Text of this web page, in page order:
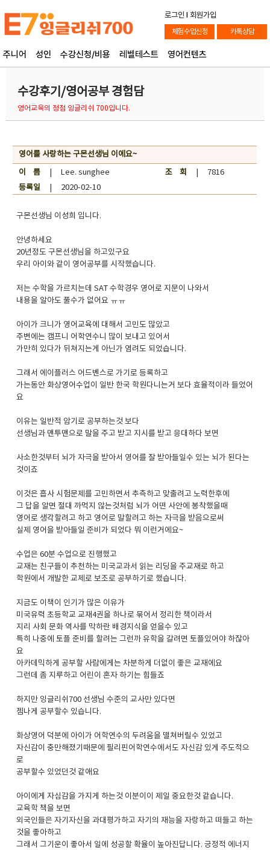
로그인 l 회원가입
체험수업신청 카톡상담
주니어 성인 수강신청/비용 레벨테스트 영어컨텐츠
수강후기/영어공부 경험담
영어교육의 정점 잉글리쉬 700입니다.
영어를 사랑하는 구몬선생님 이에요~
이 름| Lee. sunghee 조 회
| 7816
등록일| 2020-02-10
구몬선생님 이성희 입니다.
안녕하세요
20년정도 구몬선생님을 하고있구요
우리 아이와 같이 영어공부를 시작했습니다.
저는 수학을 가르치는데 SAT 수학경우 영어로 지문이 나와서
내용을 알아도 풀수가 없어요 ㅠㅠ
아이가 크니가 영어교육에 대해서 고민도 많았고
주변에는 캠프니 어학연수니 많이 보내고 있어서
가만히 있다가 뒤쳐지는게 아닌가 염려도 되었습니다.
그래서 에이플러스 어드벤스로 가기로 등록하고
가는동안 화상영어수업이 일반 한국 학원다니는거 보다 효율적이라 들었어
요
이유는 일반적 암기로 공부하는것 보다
선생님과 맨투맨으로 말을 주고 받고 지시를 받고 응대하다 보면
사소한것부터 뇌가 자극을 받아서 영어를 잘 받아들일수 있는 뇌가 된다는
것이죠
이것은 흡사 시험문제를 고민하면서 추측하고 맞출려고 노력한후에
그 답을 알면 절대 까먹지 않는것처럼 뇌가 어떤 사안에 봉착했을때
영어로 생각할려고 하고 영어로 말할려고 하는 자극을 받음으로써
실제 영어을 받아들일 준비가 되었다 뭐 이런거에요~
수업은 60분 수업으로 진행했고
교재는 친구들이 추천하는 미국교과서 읽는 리딩을 주교재로 하고
학원에서 개발한 교제로 보조로 공부하기로 했습니다.
지금도 이책이 인기가 많은 이유가
미국유력 초등학교 교재4권을 하나로 묶어서 정리한 책이라서
지리 사회 문화 역사를 막하란 배경지식을 얻을수 있고
특히 나중에 토플 준비를 할려는 그런까 유학을 갈려면 토플있어야 하잖아
요
아카데믹하게 공부할 사람에게는 차분하게 더없이 좋은 교재에요
그런데 좀 지루하고 어린이 혼자 하기는 힘들죠
하지만 잉글리쉬700 선생님 수준의 교사만 있다면
젬나게 공부할수 있습니다.​
화상영어 덕분에 아이가 어학연수의 두려움을 떨쳐버릴수 있었고
자신감이 충만해졌기때문에 필리핀어학연수에서도 자신감 있게 주도적으
로
공부할수 있었던것 같애요
아이에게 자심감을 가지게 하는것 이분이이 제일 중요한것 같습니다.
교육학 책을 보면
외국인들은 자기자신을 과대평가하고 자기의 재능을 자랑하고 떠들고 하는
것을 좋아하고
그래서 그기운이 좋아서 일에 성공할 확율이 높아진답니다. 긍정적 에너지